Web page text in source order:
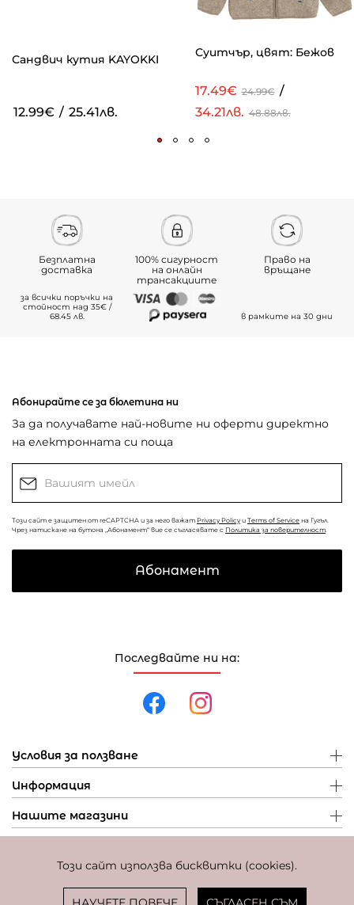
Този сайт използва бисквитки (cookies).
Сандвич кутия KAYOKKI
12.99€ / 25.41лв.
Суитчър, цвят: Бежов
17.49€ 24.99€ /
34.21лв. 48.88лв.
Безплатна
доставка
за всички поръчки на
стойност над 35€ /
68.45 лв.
100% сигурност
на онлайн
трансакциите
Право на
връщане
в рамките на 30 дни
Последвайте ни на:
Условия за ползване
Информация
Нашите магазини
Абонирайте се за бюлетина ни
За да получавате най-новите ни оферти директно
на електронната си поща
Този сайт е защитен от reCAPTCHA и за него важат Privacy Policy и Terms of Service на Гугъл.
Чрез натискане на бутона „Абонамент“ вие се съгласявате с Политика за поверителност
Абонамент
Фиксиран курс за превалутиране: 1 EUR = 1,95583 BGN